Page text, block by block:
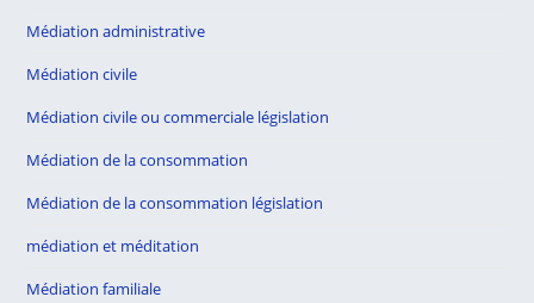
Médiation administrative
Médiation civile
Médiation civile ou commerciale législation
Médiation de la consommation
Médiation de la consommation législation
médiation et méditation
Médiation familiale